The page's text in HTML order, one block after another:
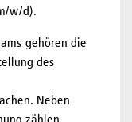
w/d).
gehören die
des
Neben